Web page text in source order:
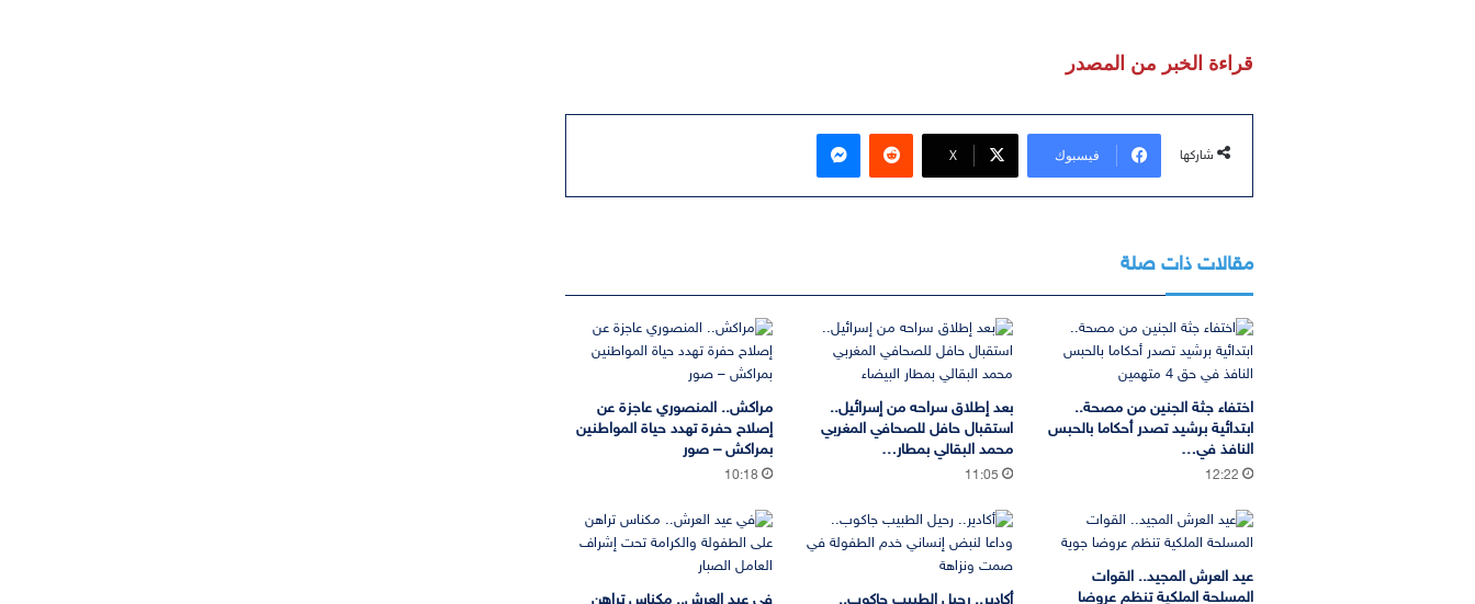
قراءة الخبر من المصدر
شاركها فيسبوك ‫X
ماسنجر
مقالات ذات صلة
اختفاء جثة الجنين من مصحة..
ابتدائية برشيد تصدر أحكاما بالحبس
النافذ في…
12:22
بعد إطلاق سراحه من إسرائيل..
استقبال حافل للصحافي المغربي
محمد البقالي بمطار…
11:05
مراكش.. المنصوري عاجزة عن
إصلاح حفرة تهدد حياة المواطنين
بمراكش – صور
10:18
عيد العرش المجيد.. القوات
المسلحة الملكية تنظم عروضا